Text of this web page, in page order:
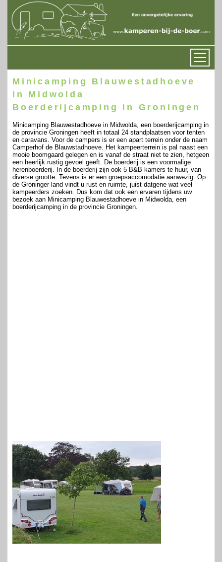
Minicamping Blauwestadhoeve
in Midwolda
Boerderijcamping in Groningen
Minicamping Blauwestadhoeve in Midwolda, een boerderijcamping in
de provincie Groningen heeft in totaal 24 standplaatsen voor tenten
en caravans. Voor de campers is er een apart terrein onder de naam
Camperhof de Blauwstadhoeve. Het kampeerterrein is pal naast een
mooie boomgaard gelegen en is vanaf de straat niet te zien, hetgeen
een heerlijk rustig gevoel geeft. De boerderij is een voormalige
herenboerderij. In de boerderij zijn ook 5 B&B kamers te huur, van
diverse grootte. Tevens is er een groepsaccomodatie aanwezig. Op
de Groninger land vindt u rust en ruimte, juist datgene wat veel
kampeerders zoeken. Dus kom dat ook een ervaren tijdens uw
bezoek aan Minicamping Blauwestadhoeve in Midwolda, een
boerderijcamping in de provincie Groningen.